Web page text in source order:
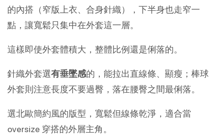
的內搭（窄版上衣、合身針織），下半身也走窄一
點，讓寬鬆只集中在外套這一層。
這樣即使外套體積大，整體比例還是俐落的。
針織外套選有垂墜感的，能拉出直線條、顯瘦；棒球
外套則注意長度不要過臀，落在腰臀之間最俐落。
選北歐簡約風的版型，寬鬆但線條乾淨，適合當
oversize 穿搭的外層主角。